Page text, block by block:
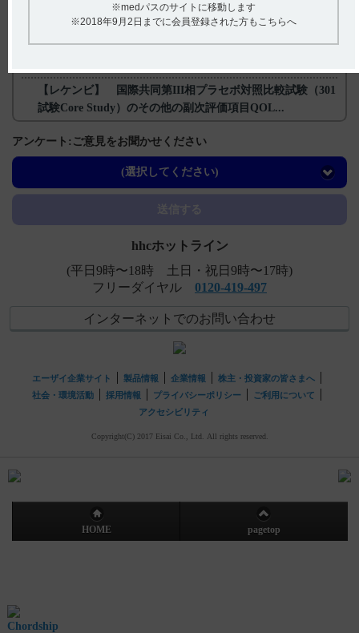
【フェロミア】 臨床成績について教えてください。
【メチコバール・錠】 粉砕投与に関する情報はあります
【レケンビ】 国際共同第III相プラセボ対照比較試験（301
試験Core Study）のその他の副次評価項目QOL...
【レケンビ】 国際共同第III相プラセボ対照比較試験
（301試験Core Study）における副作用（重篤な副作...
【レケンビ】 インフルエンザやＣＯＶＩＤ₋19（新型コロ
アンケート:ご意見をお聞かせください
(選択してください)
※medパスのサイトに移動します
※2018年9月2日までに会員登録された方もこちらへ
hhcホットライン
(平日9時〜18時 土日・祝日9時〜17時)
フリーダイヤル 0120-419-497
インターネットでのお問い合わせ
エーザイ企業サイト 製品情報 企業情報
株主・投資家の皆さまへ
社会・環境活動
採用情報 プライバシーポリシー
ご利用について
アクセシビリティ
Copyright(C) 2017 Eisai Co., Ltd. All rights reserved.
HOME pagetop